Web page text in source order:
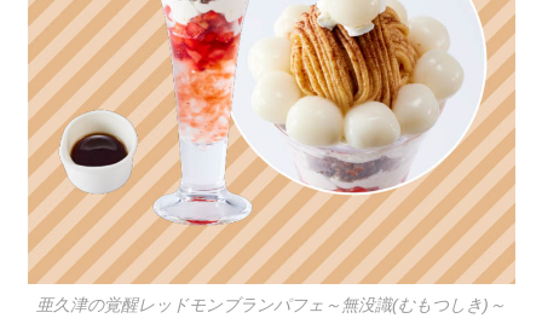
亜久津の覚醒レッドモンブランパフェ～無没識(むもつしき)～